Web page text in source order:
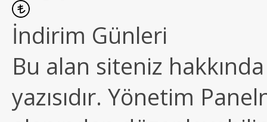
İndirim Günleri
Bu alan siteniz
yazısıdır. Yönetim